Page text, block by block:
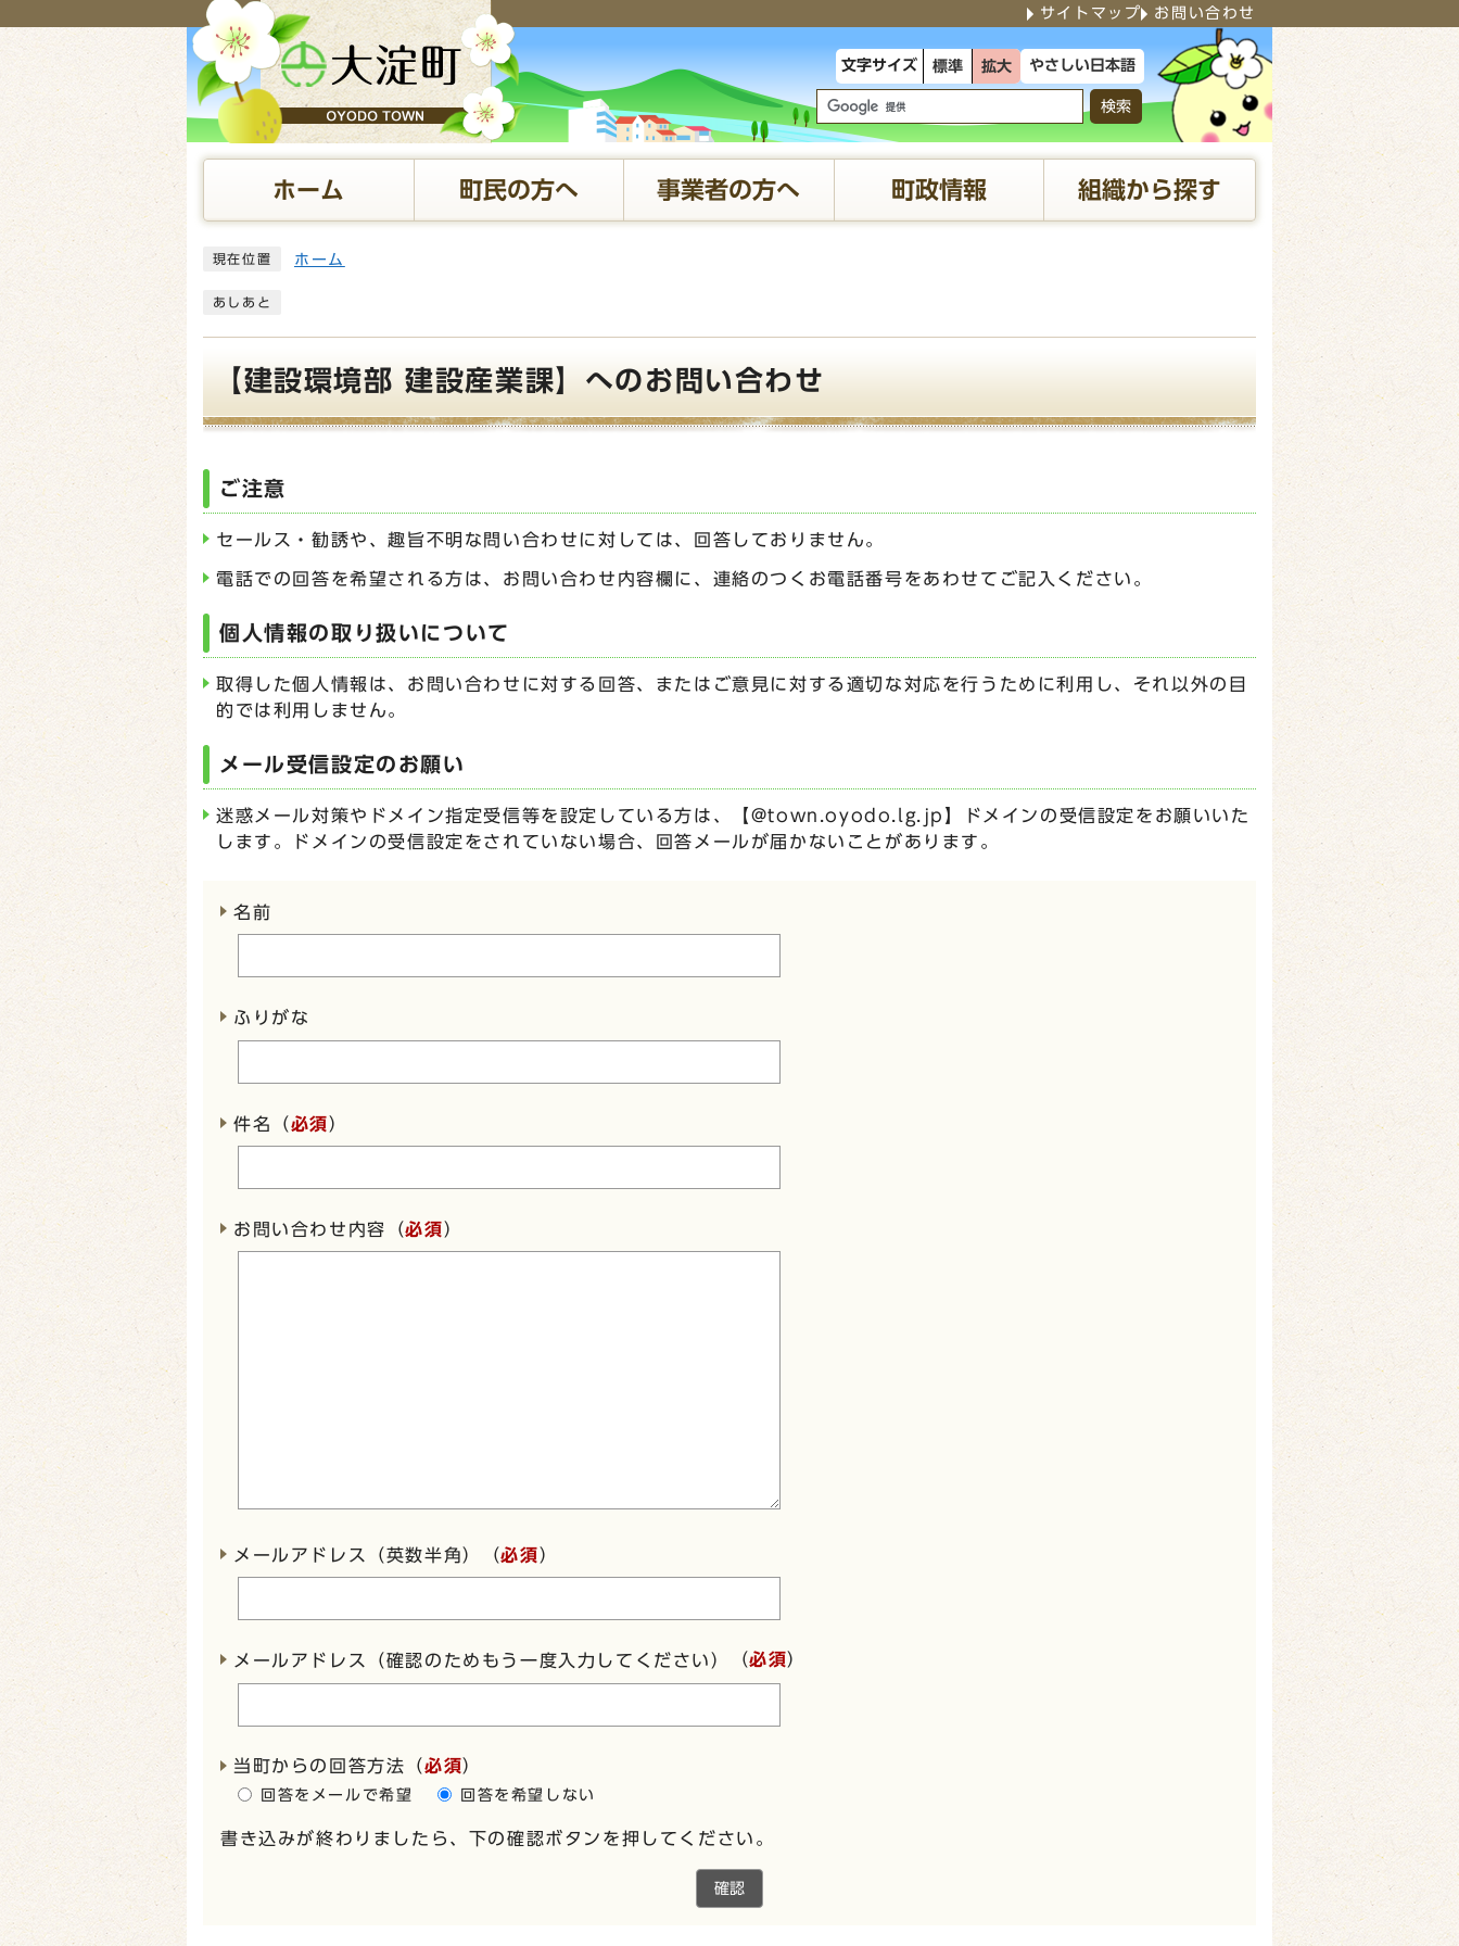
サイトマップ お問い合わせ
文字サイズ 標準 拡大 やさしい日本語
検索
ホーム 町民の方へ 事業者の方へ 町政情報 組織から探す
ここから本文です 現在位置 ホーム
あしあと
【建設環境部 建設産業課】へのお問い合わせ
ご注意
セールス・勧誘や、趣旨不明な問い合わせに対しては、回答しておりません。
電話での回答を希望される方は、お問い合わせ内容欄に、連絡のつくお電話番号をあわせてご記入ください。
個人情報の取り扱いについて
取得した個人情報は、お問い合わせに対する回答、またはご意見に対する適切な対応を行うために利用し、それ以外の目
的では利用しません。
メール受信設定のお願い
迷惑メール対策やドメイン指定受信等を設定している方は、【@town.oyodo.lg.jp】ドメインの受信設定をお願いいた
します。ドメインの受信設定をされていない場合、回答メールが届かないことがあります。
名前
ふりがな
件名（必須）
お問い合わせ内容（必須）
メールアドレス（英数半角）（必須）
メールアドレス（確認のためもう一度入力してください） （必須）
当町からの回答方法 （必須）
回答をメールで希望 回答を希望しない
書き込みが終わりましたら、下の確認ボタンを押してください。
確認